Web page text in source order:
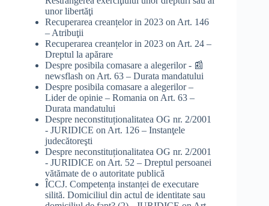
unor libertăţi
Recuperarea creanțelor in 2023 on Art. 146
– Atribuţii
Recuperarea creanțelor in 2023 on Art. 24 –
Dreptul la apărare
Despre posibila comasare a alegerilor - 📰
newsflash on Art. 63 – Durata mandatului
Despre posibila comasare a alegerilor –
Lider de opinie – Romania on Art. 63 –
Durata mandatului
Despre neconstituționalitatea OG nr. 2/2001
- JURIDICE on Art. 126 – Instanţele
judecătoreşti
Despre neconstituționalitatea OG nr. 2/2001
- JURIDICE on Art. 52 – Dreptul persoanei
vătămate de o autoritate publică
ÎCCJ. Competența instanței de executare
silită. Domiciliul din actul de identitate sau